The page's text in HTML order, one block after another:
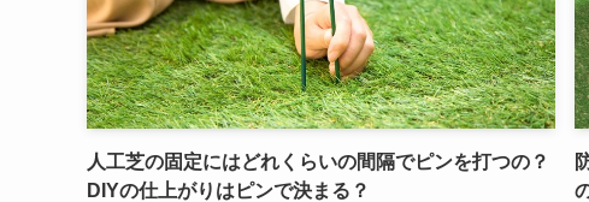
人工芝の固定にはどれくらいの間隔でピンを打つの？
DIYの仕上がりはピンで決まる？